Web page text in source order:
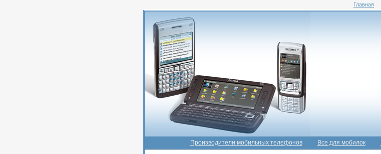
Производители мобильных телефонов Все для мобилок
Главная